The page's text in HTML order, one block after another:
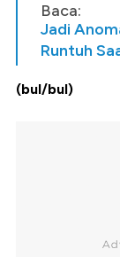
Baca:
Jadi
Runtuh
(bul/bul)